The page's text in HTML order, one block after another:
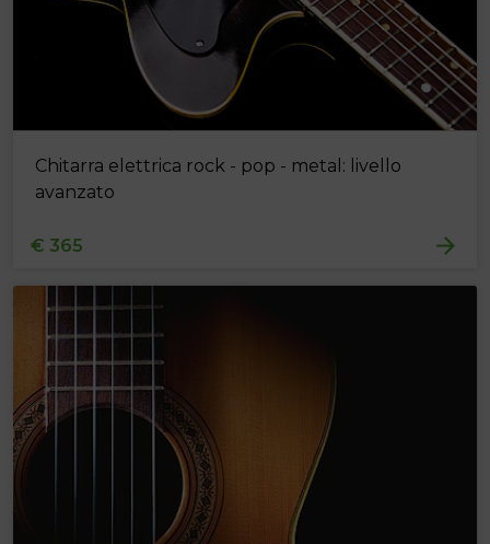
Chitarra elettrica rock - pop - metal: livello
avanzato
€ 365